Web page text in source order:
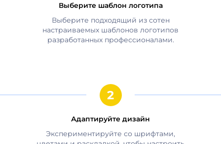
Выберите шаблон логотипа
Выберите подходящий из сотен
настраиваемых шаблонов логотипов
разработанных профессионалами.
Адаптируйте дизайн
Экспериментируйте со шрифтами,